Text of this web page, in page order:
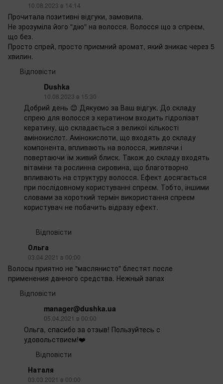
10.08.2023 в 14:14
Прочитала позитивні відгуки, замовила.
Не зрозуміла його "дію" на волосся. Волосся що з спреєм,
що без.
Просто спрей, просто приємний аромат, який зникає через 5
хвилин.
Відповісти
Dushka
10.08.2023 в 15:30
Добрий день 😊 Дякуємо за Ваш відгук. До складу
спрею для волосся з кератином входить гідролізат
кератину, що складається з великої кількості
амінокислот. Амінокислоти, що входять до складу
компонента, впливають на волосся, живлячи і
повертаючи їм живий блиск. Також до складу входять
вітаміни та рослинна сировина, що благотворно
впливають на структуру волосся. Ефект досягається
при послідовному користуванні спреєм. Тобто, іншими
словами за короткий термін використання спреєм
користувач не побачить відразу ефект.
Відповісти
Ольга
03.04.2021 в 00:00
Волосы приятно не "маслянисто" блестят после
применения данного средства. Нежный запах
Відповісти
manager@dushka.ua
05.04.2021 в 00:00
Ольга, спасибо за отзыв! Пользуйтесь с
удовольствием!❤️
Відповісти
Наталя
03.03.2021 в 00:00